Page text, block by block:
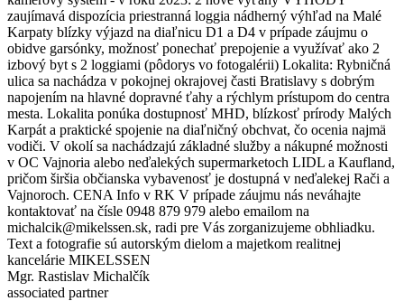
zaujímavá dispozícia priestranná loggia nádherný výhľad na Malé
Karpaty blízky výjazd na diaľnicu D1 a D4 v prípade záujmu o
obidve garsónky, možnosť ponechať prepojenie a využívať ako 2
izbový byt s 2 loggiami (pôdorys vo fotogalérii) Lokalita: Rybničná
ulica sa nachádza v pokojnej okrajovej časti Bratislavy s dobrým
napojením na hlavné dopravné ťahy a rýchlym prístupom do centra
mesta. Lokalita ponúka dostupnosť MHD, blízkosť prírody Malých
Karpát a praktické spojenie na diaľničný obchvat, čo ocenia najmä
vodiči. V okolí sa nachádzajú základné služby a nákupné možnosti
v OC Vajnoria alebo neďalekých supermarketoch LIDL a Kaufland,
pričom širšia občianska vybavenosť je dostupná v neďalekej Rači a
Vajnoroch. CENA Info v RK V prípade záujmu nás neváhajte
kontaktovať na čísle 0948 879 979 alebo emailom na
michalcik@mikelssen.sk, radi pre Vás zorganizujeme obhliadku.
Text a fotografie sú autorským dielom a majetkom realitnej
kancelárie MIKELSSEN
Mgr. Rastislav Michalčík
associated partner